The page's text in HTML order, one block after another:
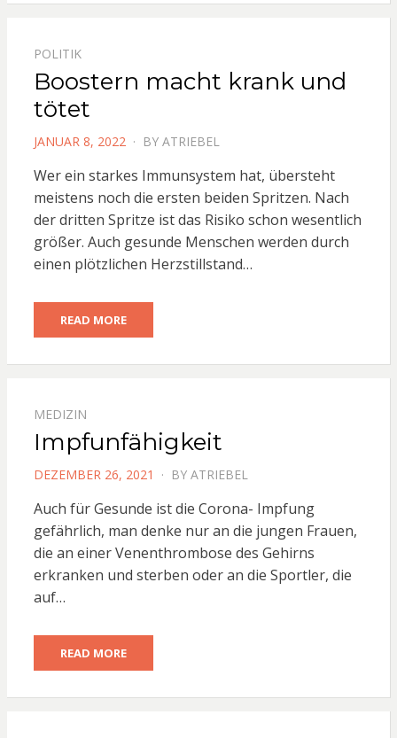
POLITIK
Boostern macht krank und
tötet
POSTED
JANUAR 8, 2022 BY ATRIEBEL
Wer ein starkes Immunsystem hat, übersteht
meistens noch die ersten beiden Spritzen. Nach
der dritten Spritze ist das Risiko schon wesentlich
größer. Auch gesunde Menschen werden durch
einen plötzlichen Herzstillstand…
READ MORE
MEDIZIN
Impfunfähigkeit
POSTED
DEZEMBER 26, 2021 BY ATRIEBEL
Auch für Gesunde ist die Corona- Impfung
gefährlich, man denke nur an die jungen Frauen,
die an einer Venenthrombose des Gehirns
erkranken und sterben oder an die Sportler, die
auf…
READ MORE